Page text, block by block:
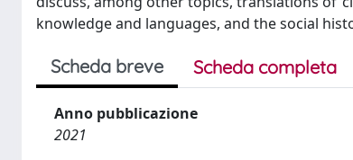
knowledge and languages, and the social
Scheda breve Scheda completa
Anno pubblicazione
2021